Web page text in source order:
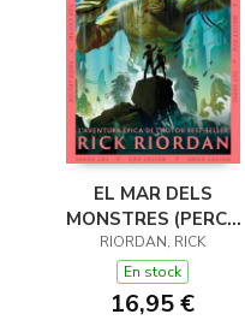
EL MAR DELS
MONSTRES (PERCY
JACKSON I ELS DÉUS
DE L'OLIMP 2)
RIORDAN, RICK
En stock
16,95 €